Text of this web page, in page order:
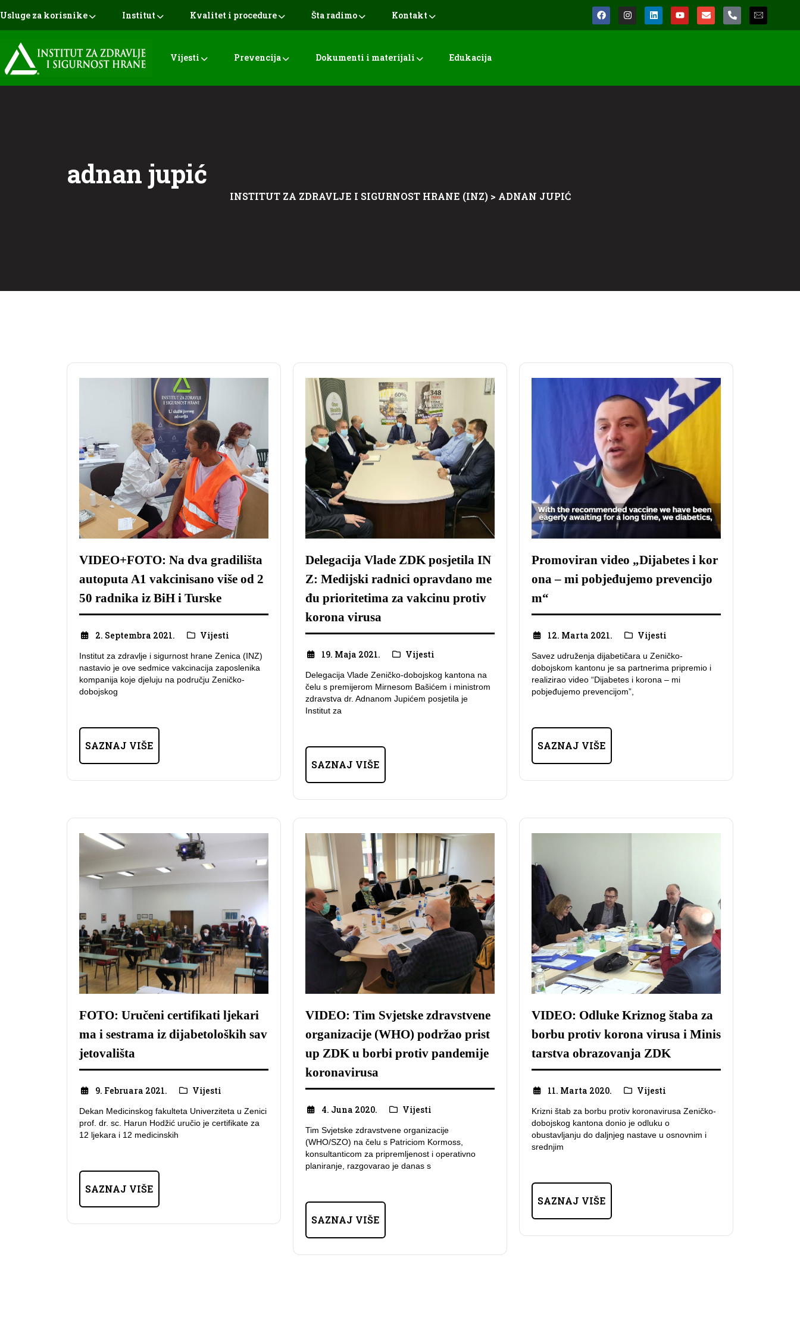
Usluge za korisnike Institut Kvalitet i procedure Šta radimo Kontakt
Vijesti Prevencija Dokumenti i materijali Edukacija
adnan jupić
INSTITUT ZA ZDRAVLJE I SIGURNOST HRANE (INZ) > ADNAN JUPIĆ
VIDEO+FOTO: Na dva gradilišta
autoputa A1 vakcinisano više od 2
50 radnika iz BiH i Turske
2. Septembra 2021. Vijesti
Institut za zdravlje i sigurnost hrane Zenica (INZ)
nastavio je ove sedmice vakcinacija zaposlenika
kompanija koje djeluju na području Zeničko-
dobojskog
SAZNAJ VIŠE
Delegacija Vlade ZDK posjetila IN
Z: Medijski radnici opravdano me
đu prioritetima za vakcinu protiv
korona virusa
19. Maja 2021. Vijesti
Delegacija Vlade Zeničko-dobojskog kantona na
čelu s premijerom Mirnesom Bašićem i ministrom
zdravstva dr. Adnanom Jupićem posjetila je
Institut za
SAZNAJ VIŠE
Promoviran video „Dijabetes i kor
ona – mi pobjeđujemo prevencijo
m“
12. Marta 2021. Vijesti
Savez udruženja dijabetičara u Zeničko-
dobojskom kantonu je sa partnerima pripremio i
realizirao video “Dijabetes i korona – mi
pobjeđujemo prevencijom”,
SAZNAJ VIŠE
FOTO: Uručeni certifikati ljekari
ma i sestrama iz dijabetoloških sav
jetovališta
9. Februara 2021. Vijesti
Dekan Medicinskog fakulteta Univerziteta u Zenici
prof. dr. sc. Harun Hodžić uručio je certifikate za
12 ljekara i 12 medicinskih
SAZNAJ VIŠE
VIDEO: Tim Svjetske zdravstvene
organizacije (WHO) podržao prist
up ZDK u borbi protiv pandemije
koronavirusa
4. Juna 2020. Vijesti
Tim Svjetske zdravstvene organizacije
(WHO/SZO) na čelu s Patriciom Kormoss,
konsultanticom za pripremljenost i operativno
planiranje, razgovarao je danas s
SAZNAJ VIŠE
VIDEO: Odluke Kriznog štaba za
borbu protiv korona virusa i Minis
tarstva obrazovanja ZDK
11. Marta 2020. Vijesti
Krizni štab za borbu protiv koronavirusa Zeničko-
dobojskog kantona donio je odluku o
obustavljanju do daljnjeg nastave u osnovnim i
srednjim
SAZNAJ VIŠE